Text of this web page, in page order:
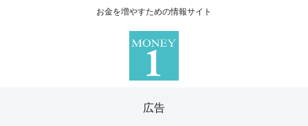
お金を増やすための情報サイト
広告